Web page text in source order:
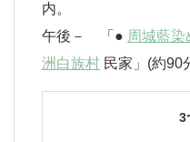
内。
午後－ 「● 周城藍染
洲白族村 民家」(約90
3